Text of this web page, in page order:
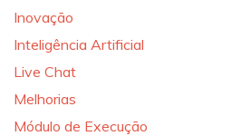
Inovação
Inteligência Artificial
Live Chat
Melhorias
Módulo de Execução